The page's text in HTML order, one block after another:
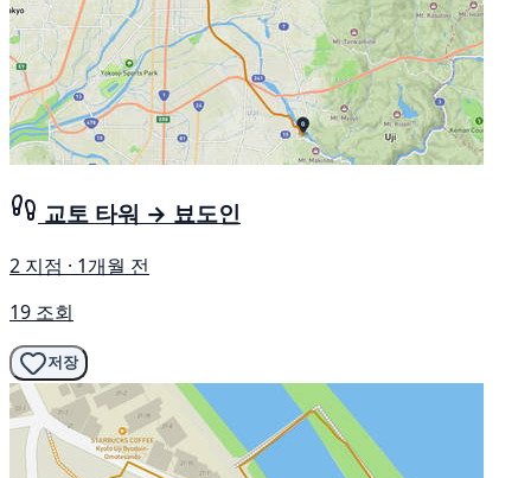
교토 타워 → 뵤도인
2 지점 · 1개월 전
19 조회
저장